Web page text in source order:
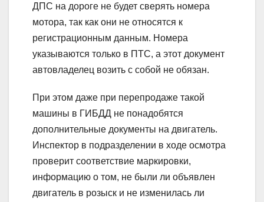
ДПС на дороге не будет сверять номера
мотора, так как они не относятся к
регистрационным данным. Номера
указываются только в ПТС, а этот документ
автовладелец возить с собой не обязан.
При этом даже при перепродаже такой
машины в ГИБДД не понадобятся
дополнительные документы на двигатель.
Инспектор в подразделении в ходе осмотра
проверит соответствие маркировки,
информацию о том, не были ли объявлен
двигатель в розыск и не изменилась ли